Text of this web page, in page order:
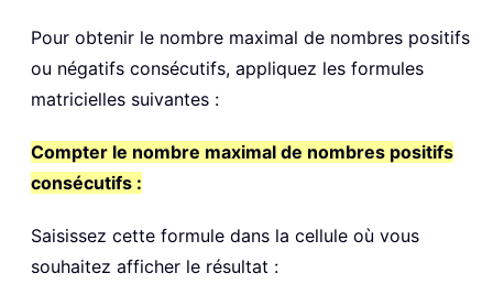
Pour obtenir le nombre maximal de nombres positifs
ou négatifs consécutifs, appliquez les formules
matricielles suivantes :
Compter le nombre maximal de nombres positifs
consécutifs :
Saisissez cette formule dans la cellule où vous
souhaitez afficher le résultat :